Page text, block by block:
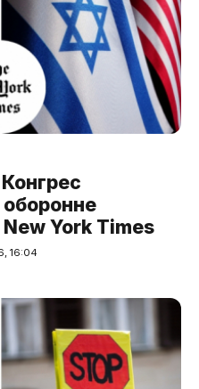
оборонне
York Times
16:04